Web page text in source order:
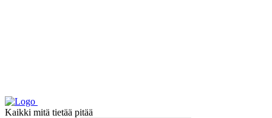
Kaikki mitä tietää pitää